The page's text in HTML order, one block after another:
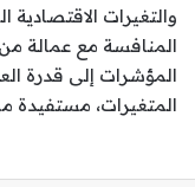
والتغيرات
المنافسة مع عمالة
المؤشرات إلى قدرة
المتغيرات، مستفيدة